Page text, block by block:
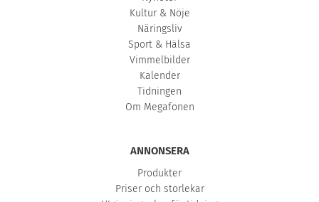
Kultur & Nöje
Näringsliv
Sport & Hälsa
Vimmelbilder
Kalender
Tidningen
Om Megafonen
ANNONSERA
Produkter
Priser och storlekar